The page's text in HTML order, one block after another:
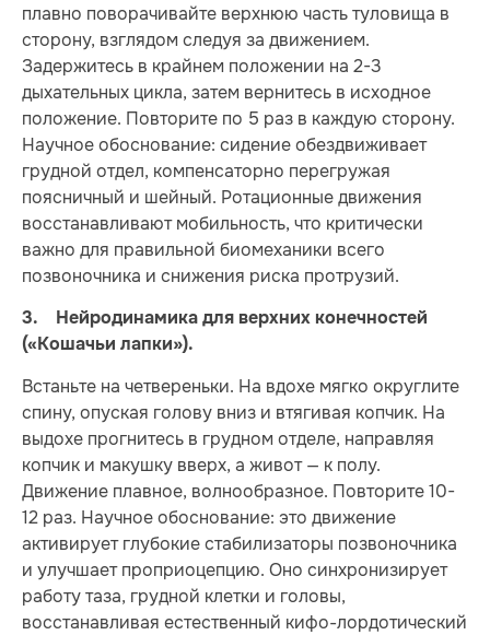
плавно поворачивайте верхнюю часть туловища в
сторону, взглядом следуя за движением.
Задержитесь в крайнем положении на 2-3
дыхательных цикла, затем вернитесь в исходное
положение. Повторите по 5 раз в каждую сторону.
Научное обоснование: сидение обездвиживает
грудной отдел, компенсаторно перегружая
поясничный и шейный. Ротационные движения
восстанавливают мобильность, что критически
важно для правильной биомеханики всего
позвоночника и снижения риска протрузий.
3. Нейродинамика для верхних конечностей
(«Кошачьи лапки»).
Встаньте на четвереньки. На вдохе мягко округлите
спину, опуская голову вниз и втягивая копчик. На
выдохе прогнитесь в грудном отделе, направляя
копчик и макушку вверх, а живот — к полу.
Движение плавное, волнообразное. Повторите 10-
12 раз. Научное обоснование: это движение
активирует глубокие стабилизаторы позвоночника
и улучшает проприоцепцию. Оно синхронизирует
работу таза, грудной клетки и головы,
восстанавливая естественный кифо-лордотический